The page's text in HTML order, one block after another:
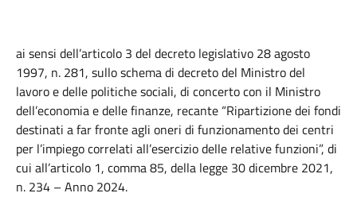
ai sensi dell’articolo 3 del decreto legislativo 28 agosto
1997, n. 281, sullo schema di decreto del Ministro del
lavoro e delle politiche sociali, di concerto con il Ministro
dell’economia e delle finanze, recante “Ripartizione dei fondi
destinati a far fronte agli oneri di funzionamento dei centri
per l’impiego correlati all’esercizio delle relative funzioni”, di
cui all’articolo 1, comma 85, della legge 30 dicembre 2021,
n. 234 – Anno 2024.